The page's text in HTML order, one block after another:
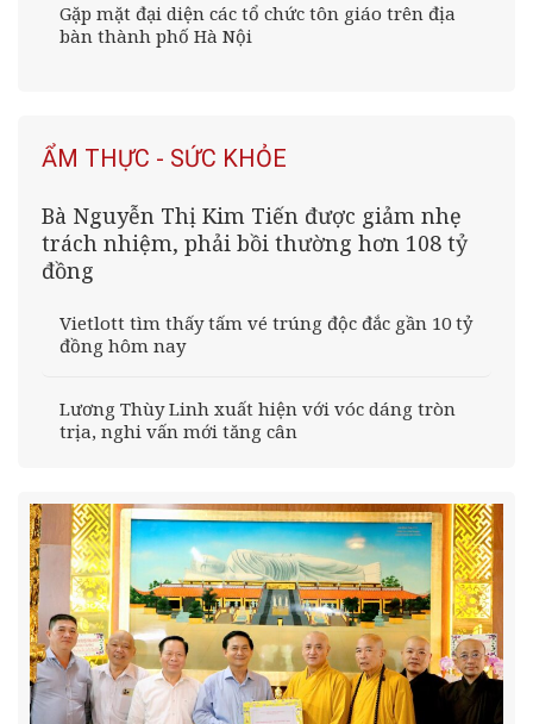
Gặp mặt đại diện các tổ chức tôn giáo trên địa
bàn thành phố Hà Nội
ẨM THỰC - SỨC KHỎE
Bà Nguyễn Thị Kim Tiến được giảm nhẹ
trách nhiệm, phải bồi thường hơn 108 tỷ
đồng
Vietlott tìm thấy tấm vé trúng độc đắc gần 10 tỷ
đồng hôm nay
Lương Thùy Linh xuất hiện với vóc dáng tròn
trịa, nghi vấn mới tăng cân